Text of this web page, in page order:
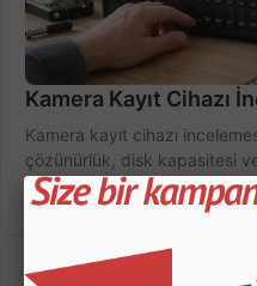
Kamera Kayıt Cihazı
Kamera kayıt cihazı
çözünürlük, disk kapasitesi
değerlendirin; bütçenizi
16 Temmuz 2026